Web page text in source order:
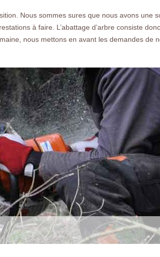
contacter
Nous sommes sures que nous avons une
à faire. L’abattage d’arbre consiste
nous mettons en avant les demandes de